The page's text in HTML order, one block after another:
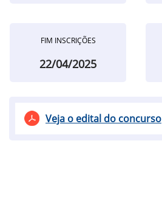
FIM INSCRIÇÕES
22/04/2025
Veja o edital do concurso